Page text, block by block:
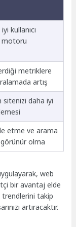
kullanıcı
motoru
metriklere
artış
sitenizi daha iyi
etme ve arama
olma
web
bir avantaj elde
trendlerini takip
artıracaktır.